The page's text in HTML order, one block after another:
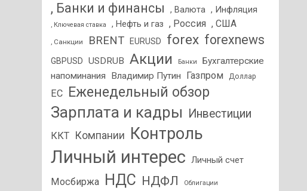
, Банки и финансы , Валюта , Инфляция
, Ключевая ставка , Нефть и газ , Россия , США
, Санкции BRENT EURUSD forex forexnews
GBPUSD USDRUB Акции Банки
Бухгалтерские
напоминания
Владимир Путин Газпром Доллар
ЕС Еженедельный обзор
Зарплата и кадры Инвестиции
ККТ Компании Контроль
Личный интерес Личный счет
Мосбиржа НДС НДФЛ Облигации